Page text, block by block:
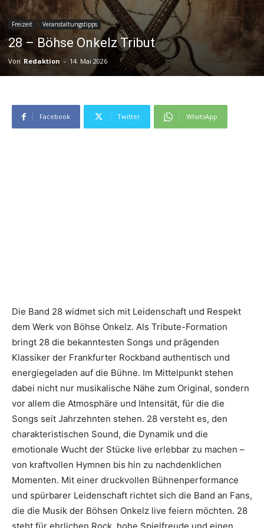
Freizeit Veranstaltungstipps
28 – Böhse Onkelz Tribut
Von Redaktion - 14. Mai 2026
Facebook Twitter WhatsApp
Die Band 28 widmet sich mit Leidenschaft und Respekt
dem Werk von Böhse Onkelz. Als Tribute-Formation
bringt 28 die bekanntesten Songs und prägenden
Klassiker der Frankfurter Rockband authentisch und
energiegeladen auf die Bühne. Im Mittelpunkt stehen
dabei nicht nur musikalische Nähe zum Original, sondern
vor allem die Atmosphäre und Intensität, für die die
Songs seit Jahrzehnten stehen. 28 versteht es, den
charakteristischen Sound, die Dynamik und die
emotionale Wucht der Stücke live erlebbar zu machen –
von kraftvollen Hymnen bis hin zu nachdenklichen
Momenten. Mit einer druckvollen Bühnenperformance
und spürbarer Leidenschaft richtet sich die Band an Fans,
die die Musik der Böhsen Onkelz live feiern möchten. 28